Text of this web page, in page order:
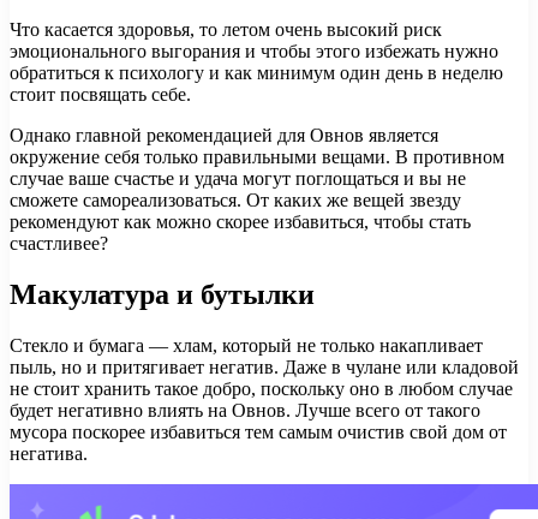
Что касается здоровья, то летом очень высокий риск
эмоционального выгорания и чтобы этого избежать нужно
обратиться к психологу и как минимум один день в неделю
стоит посвящать себе.
Однако главной рекомендацией для Овнов является
окружение себя только правильными вещами. В противном
случае ваше счастье и удача могут поглощаться и вы не
сможете самореализоваться. От каких же вещей звезду
рекомендуют как можно скорее избавиться, чтобы стать
счастливее?
Макулатура и бутылки
Стекло и бумага — хлам, который не только накапливает
пыль, но и притягивает негатив. Даже в чулане или кладовой
не стоит хранить такое добро, поскольку оно в любом случае
будет негативно влиять на Овнов. Лучше всего от такого
мусора поскорее избавиться тем самым очистив свой дом от
негатива.